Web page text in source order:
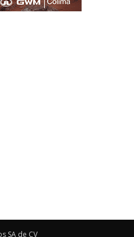
SA de CV